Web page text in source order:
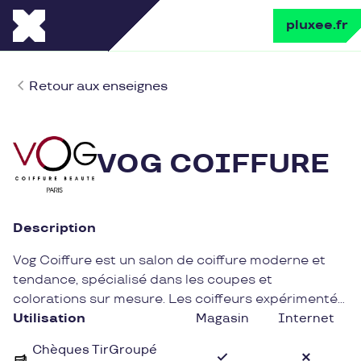
pluxee.fr
Retour aux enseignes
VOG COIFFURE
Description
Vog Coiffure est un salon de coiffure moderne et
tendance, spécialisé dans les coupes et
colorations sur mesure. Les coiffeurs expérimentés
de Vog Coiffure sauront vous conseiller pour
expérience unique dans un cadre chaleureux et
Utilisation Magasin Internet
Chèques TirGroupé